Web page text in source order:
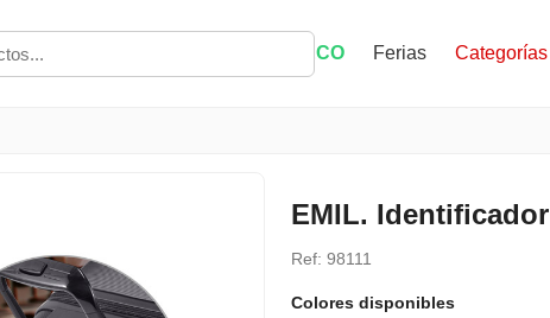
ECO Ferias Categorías
EMIL. Identificador
Ref: 98111
Colores disponibles